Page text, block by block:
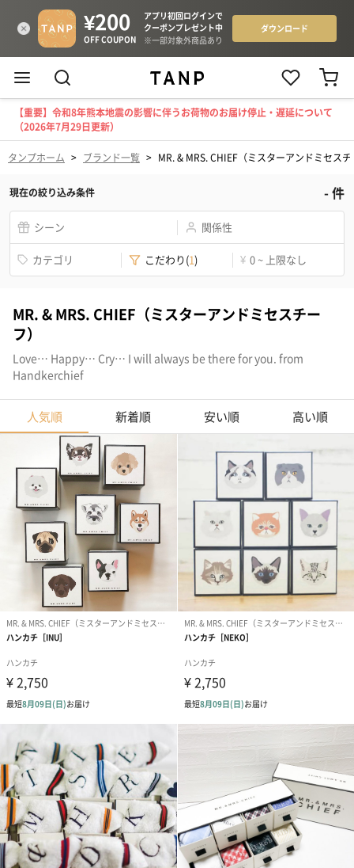
【重要】令和8年熊本地震の影響に伴うお荷物のお届け停止・遅延について
（2026年7月29日更新）
タンプホーム > ブランド一覧 > MR. & MRS. CHIEF（ミスターアンドミセス
現在の絞り込み条件 -件
シーン 関係性
カテゴリ こだわり(1) ¥ 0 ~ 上限なし
MR. & MRS. CHIEF（ミスターアンドミセスチー
フ）
Love… Happy… Cry… I will always be there for you. from
Handkerchief
人気順 新着順 安い順 高い順